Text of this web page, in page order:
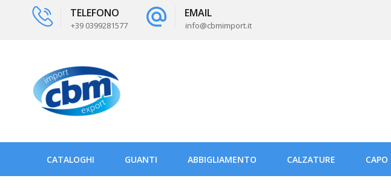
TELEFONO
+39 0399281577
EMAIL
info@cbmimport.it
CATALOGHI GUANTI ABBIGLIAMENTO CALZATURE CAPO